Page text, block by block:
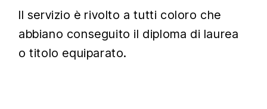
Il servizio è rivolto a tutti coloro che
abbiano conseguito il diploma di laurea
o titolo equiparato.